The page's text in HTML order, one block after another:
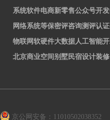
系统软件电商新零售公众号开发
网络系统等保密评咨询测评认证
物联网软硬件大数据人工智能开
北京商业空间别墅民宿设计装修
京公网安备：11010502038352